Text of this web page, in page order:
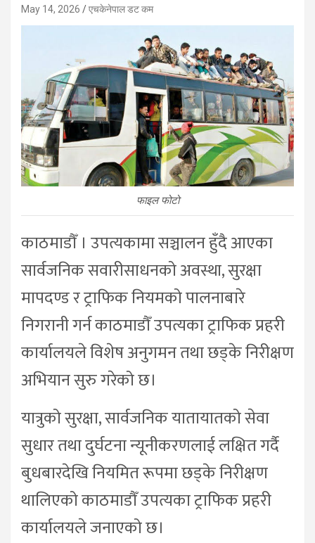
May 14, 2026 एचकेनेपाल डट कम
फाइल फोटो
काठमाडौँ । उपत्यकामा सञ्चालन हुँदै आएका
सार्वजनिक सवारीसाधनको अवस्था, सुरक्षा
मापदण्ड र ट्राफिक नियमको पालनाबारे
निगरानी गर्न काठमाडौँ उपत्यका ट्राफिक प्रहरी
कार्यालयले विशेष अनुगमन तथा छड्के निरीक्षण
अभियान सुरु गरेको छ।
यात्रुको सुरक्षा, सार्वजनिक यातायातको सेवा
सुधार तथा दुर्घटना न्यूनीकरणलाई लक्षित गर्दै
बुधबारदेखि नियमित रूपमा छड्के निरीक्षण
थालिएको काठमाडौँ उपत्यका ट्राफिक प्रहरी
कार्यालयले जनाएको छ।